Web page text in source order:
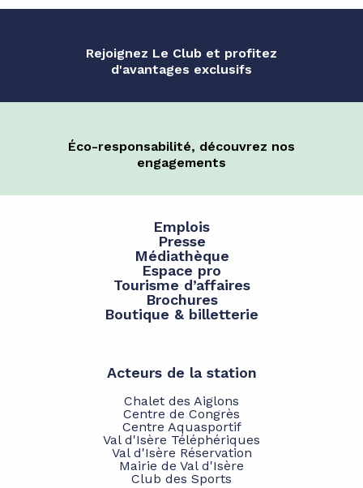
Rejoignez Le Club et profitez
d'avantages exclusifs
Éco-responsabilité, découvrez nos
engagements
Emplois
Presse
Médiathèque
Espace pro
Tourisme d’affaires
Brochures
Boutique & billetterie
Acteurs de la station
Chalet des Aiglons
Centre de Congrès
Centre Aquasportif
Val d'Isère Téléphériques
Val d'Isère Réservation
Mairie de Val d'Isère
Club des Sports